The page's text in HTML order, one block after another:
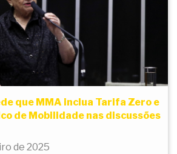
que MMA inclua Tarifa Zero e
de Mobilidade nas discussões
de 2025